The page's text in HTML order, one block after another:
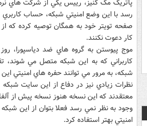
پاتريک مک کنيز، رييس يکي از شرکت هاي
رسد با اين وضع امنيتي شبکه، حساب
صفحه تويتر خود به همگان توصيه کرده که از
کار دعوت نکنند.
موج پيوستن به گروه هاي ضد دياسپورا،
کاربراني که به اين شبکه متصل مي شوند،
شبکه، به مرور مي توانند حفره هاي امنيتي
نظرات زيادي نيز در دفاع از اين سايت شبکه
معتقدند که اين نسخه هنوز نسخه پيش از
وجود به نظر نمي رسد فعلا بتوان از اين
امنيتي بهتر استفاده کرد.